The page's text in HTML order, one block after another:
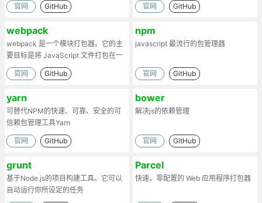
官网 GitHub 官网 GitHub
webpack
webpack 是一个模块打包器。它的主
要目标是将 JavaScript 文件打包在一
起
官网 GitHub
npm
javascript 最流行的包管理器
官网 GitHub
yarn
可替代NPM的快速、可靠、安全的可
信赖包管理工具Yarn
官网 GitHub
bower
解决js的依赖管理
官网 GitHub
grunt
基于Node.js的项目构建工具。它可以
自动运行你所设定的任务
Parcel
快速，零配置的 Web 应用程序打包器